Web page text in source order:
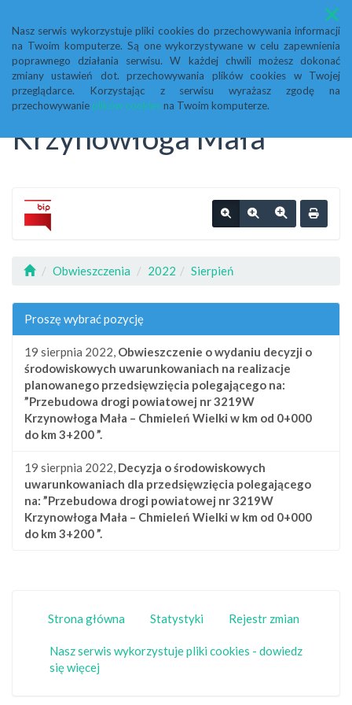
Nasz serwis wykorzystuje pliki cookies do przechowywania informacji
na Twoim komputerze. Są one wykorzystywane w celu zapewnienia
poprawnego działania serwisu. W każdej chwili możesz dokonać
zmiany ustawień dot. przechowywania plików cookies w Twojej
przeglądarce. Korzystając z serwisu wyrażasz zgodę na
przechowywanie plików cookiesna Twoim komputerze.
Menu
Biuletyn Informacji
Publicznej Urząd Gminy
Krzynowłoga Mała
Obwieszczenia 2022 Sierpień
Proszę wybrać pozycję
19 sierpnia 2022, Obwieszczenie o wydaniu decyzji o
środowiskowych uwarunkowaniach na realizacje
planowanego przedsięwzięcia polegającego na:
”Przebudowa drogi powiatowej nr 3219W
Krzynowłoga Mała – Chmieleń Wielki w km od 0+000
do km 3+200 ”.
19 sierpnia 2022, Decyzja o środowiskowych
uwarunkowaniach dla przedsięwzięcia polegającego
na: ”Przebudowa drogi powiatowej nr 3219W
Krzynowłoga Mała – Chmieleń Wielki w km od 0+000
do km 3+200 ”.
Strona główna Statystyki Rejestr zmian
Nasz serwis wykorzystuje pliki cookies - dowiedz
się więcej